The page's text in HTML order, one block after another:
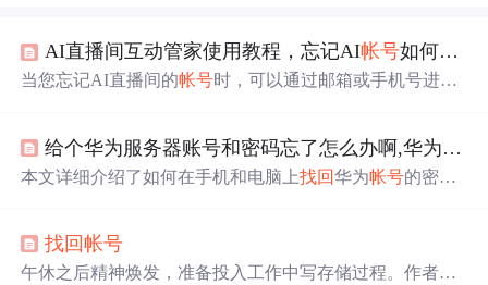
AI直播间互动管家使用教程，忘记AI帐号如何找回
当您忘记AI直播间的帐号时，可以通过邮箱或手机号进行
成功后即可重置密码，完成帐号找回 过程。确保您的联系
方式畅通无阻，以便顺利找回帐号 。
给个华为服务器账号和密码忘了怎么办啊,华为
帐号
本文详细介绍了如何在手机和电脑上找回华为帐号的密
然后验证华为
全邮箱进行身份验证，最后设置新的密码。完成这些步骤
找回帐号
午休之后精神焕发，准备投入工作中写存储过程。作者登